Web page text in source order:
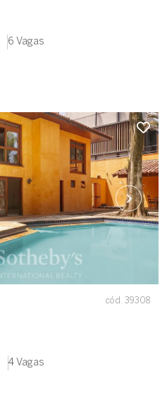
6 Vagas
cód. 39308
4 Vagas